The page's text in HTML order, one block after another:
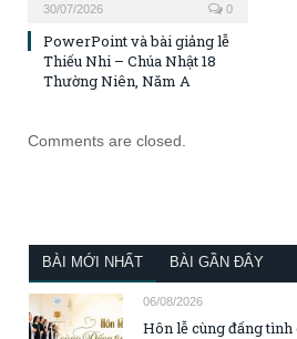
30/07/2026 0
PowerPoint và bài giảng lễ
Thiếu Nhi – Chúa Nhật 18
Thường Niên, Năm A
Comments are closed.
BÀI MỚI NHẤT BÀI GẦN ĐÂY
06/08/2026
Hôn lễ cùng đấng tình